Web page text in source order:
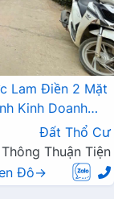
Lam Điền 2 Mặt
Kinh Doanh
Đất Thổ Cư
Thuận Tiện
Đô→